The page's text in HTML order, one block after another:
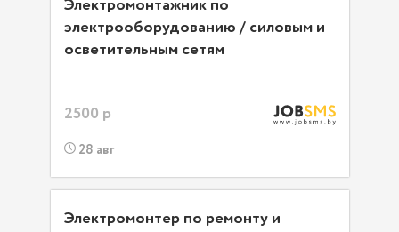
Электромонтажник по
электрооборудованию / силовым и
осветительным сетям
2500 р
28 авг
Электромонтер по ремонту и